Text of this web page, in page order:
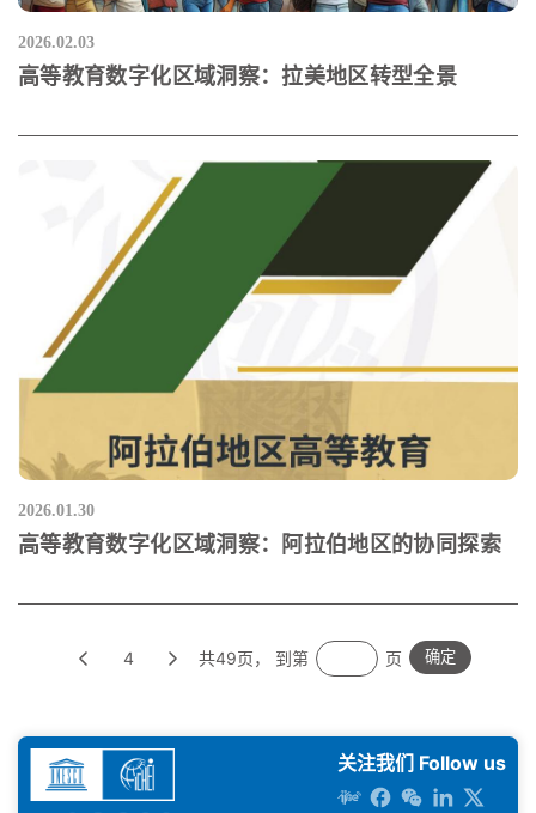
2026.02.03
高等教育数字化区域洞察：拉美地区转型全景
2026.01.30
高等教育数字化区域洞察：阿拉伯地区的协同探索
4 共49页， 到第 页 确定
关注我们 Follow us